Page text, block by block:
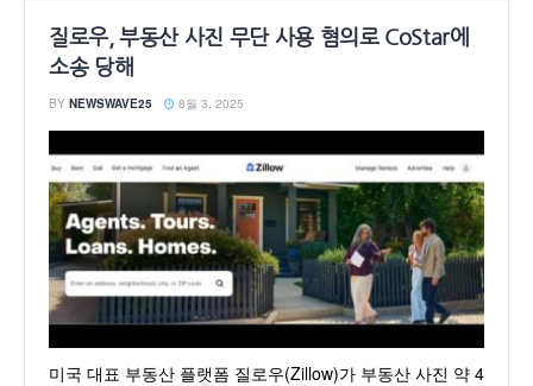
질로우, 부동산 사진 무단 사용 혐의로 CoStar에
소송 당해
BY NEWSWAVE25 8월 3, 2025
미국 대표 부동산 플랫폼 질로우(Zillow)가 부동산 사진 약 4